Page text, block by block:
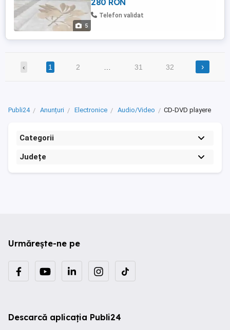
5
Trimit prin curier sau posta romana numai
cu plata produs in avans, (transfer
280 RON
Telefon validat
‹ 1 2 31 32 ›
Publi24 Anunțuri Electronice Audio/Video CD-DVD playere
Categorii
Județe
Urmărește-ne pe
Descarcă aplicația Publi24